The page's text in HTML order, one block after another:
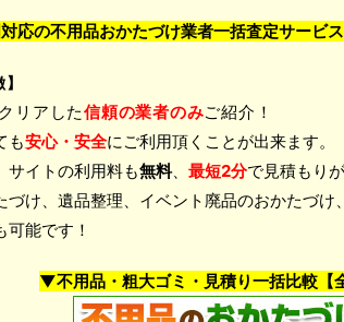
応の不用品おかたづけ業者一括査定サービス
リアした信頼の業者のみご紹介！
も安心・安全にご利用頂くことが出来ます。
サイトの利用料も無料、 最短2分で見積もり
づけ、遺品整理、イベント廃品のおかたづ
可能です！
▼不用品・粗大ゴミ・見積り一括比較【